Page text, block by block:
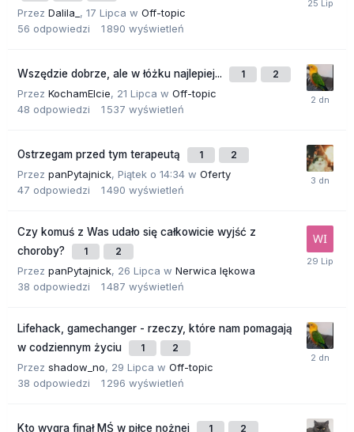
Przez Dalila_ , 17 Lipca w Off-topic
56 odpowiedzi 1 890 wyświetleń
Wszędzie dobrze, ale w łóżku najlepiej... 1 2
Przez KochamElcie, 21 Lipca w Off-topic
48 odpowiedzi 1 537 wyświetleń
Ostrzegam przed tym terapeutą 1 2
Przez panPytajnick, Piątek o 14:34 w Oferty
47 odpowiedzi 1 490 wyświetleń
Czy komuś z Was udało się całkowicie wyjść z
choroby?
1 2
Przez panPytajnick, 26 Lipca w Nerwica lękowa
38 odpowiedzi 1 487 wyświetleń
Lifehack, gamechanger - rzeczy, które nam pomagają
w codziennym życiu
1 2
Przez shadow_no, 29 Lipca w Off-topic
38 odpowiedzi 1 296 wyświetleń
Kto wygra finał MŚ w piłce nożnej 1 2